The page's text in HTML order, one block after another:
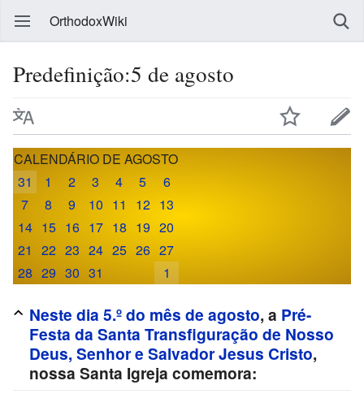
OrthodoxWiki
Predefinição:5 de agosto
CALENDÁRIO DE AGOSTO
31
1 2 3 4 5
6
7
8 9 10 11 12 13
14 15 16 17 18 19 20
21
22 23 24 25 26 27
28 29 30 31 1
Neste dia 5.º do mês de agosto, a Pré-
Festa da Santa Transfiguração de Nosso
Deus, Senhor e Salvador Jesus Cristo,
nossa Santa Igreja comemora: